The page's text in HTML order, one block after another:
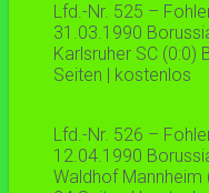
Lfd.-Nr. 525 –
31.03.1990
Karlsruher SC (0:0)
Seiten | kostenlos
Lfd.-Nr. 526 –
12.04.1990
Waldhof Mannheim